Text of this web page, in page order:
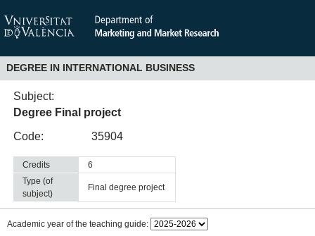
DEGREE IN INTERNATIONAL BUSINESS
Subject:
Degree Final project
Code:
35904
Credits
6
Type (of
subject)
final degree project
Academic year of the teaching guide: